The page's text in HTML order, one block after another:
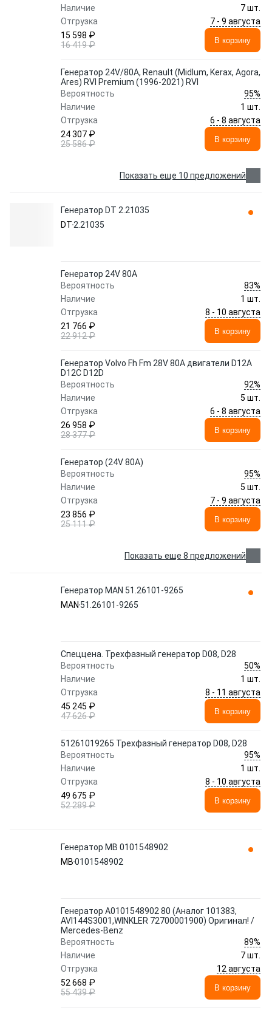
Наличие
7 шт.
Отгрузка
7 - 9 августа
15 598 ₽
16 419 ₽
В корзину
Генератор 24V/80A, Renault (Midlum, Kerax, Agora,
Ares) RVI Premium (1996-2021) RVI
Вероятность
95%
Наличие
1 шт.
Отгрузка
6 - 8 августа
24 307 ₽
25 586 ₽
В корзину
Показать еще 10 предложений
Генератор DT 2.21035
DT 2.21035
Генератор 24V 80A
Вероятность
83%
Наличие
1 шт.
Отгрузка
8 - 10 августа
21 766 ₽
22 912 ₽
В корзину
Генератор Volvo Fh Fm 28V 80A двигатели D12A
D12C D12D
Вероятность
92%
Наличие
5 шт.
Отгрузка
6 - 8 августа
26 958 ₽
28 377 ₽
В корзину
Генератор (24V 80A)
Вероятность
95%
Наличие
5 шт.
Отгрузка
7 - 9 августа
23 856 ₽
25 111 ₽
В корзину
Показать еще 8 предложений
Генератор MAN 51.26101-9265
MAN 51.26101-9265
Спеццена. Трехфазный генератор D08, D28
Вероятность
50%
Наличие
1 шт.
Отгрузка
8 - 11 августа
45 245 ₽
47 626 ₽
В корзину
51261019265 Трехфазный генератор D08, D28
Вероятность
95%
Наличие
1 шт.
Отгрузка
8 - 10 августа
49 675 ₽
52 289 ₽
В корзину
Генератор MB 0101548902
MB0101548902
Генератор A0101548902 80 (Аналог 101383,
AVI144S3001,WINKLER 72700001900) Оригинал! /
Mercedes-Benz
Вероятность
89%
Наличие
7 шт.
Отгрузка
12 августа
52 668 ₽
55 439 ₽
В корзину